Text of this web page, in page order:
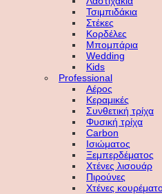
Τσιμπιδάκια
Στέκες
Κορδέλες
Μπομπάρια
Wedding
Kids
Professional
Αέρος
Κεραμικές
Συνθετική τρίχα
Φυσική τρίχα
Carbon
Ισιώματος
Ξεμπερδέματος
Χτένες λισουάρ
Πιρούνες
Χτένες